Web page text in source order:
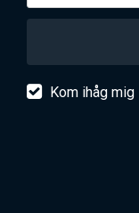
Kom ihåg mig